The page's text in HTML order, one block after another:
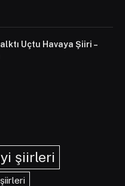
Uçtu Havaya Şiiri –
şiirleri